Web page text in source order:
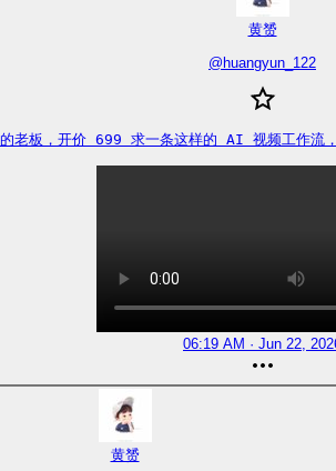
黄赟
@ huangyun_122
老板，开价 699 求一条这样的 AI 视频工作
06:19 AM · Jun 22,
黄赟